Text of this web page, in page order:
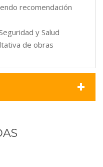
recomendación
y Salud
de obras
+